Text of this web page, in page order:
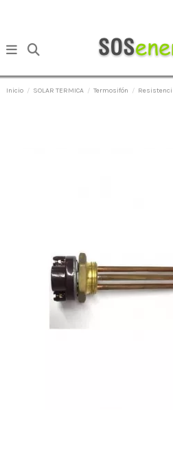
Inicio SOLAR TERMICA Termosifón